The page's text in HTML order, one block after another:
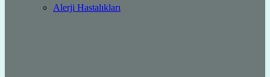
Alerji Hastalıkları